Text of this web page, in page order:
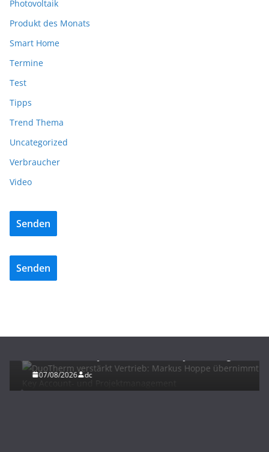
Photovoltaik
Produkt des Monats
Smart Home
Termine
Test
Tipps
Trend Thema
Uncategorized
Verbraucher
Video
Senden
Senden
07/08/2026 dc